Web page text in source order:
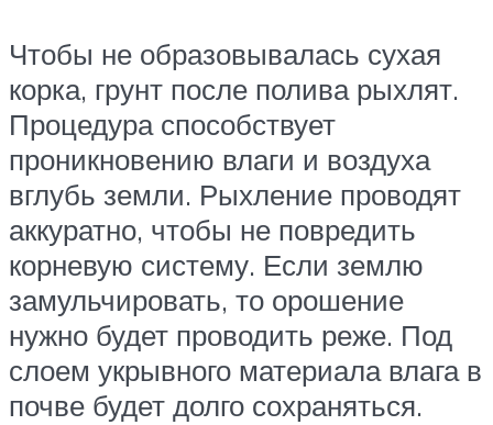
Чтобы не образовывалась сухая
корка, грунт после полива рыхлят.
Процедура способствует
проникновению влаги и воздуха
вглубь земли. Рыхление проводят
аккуратно, чтобы не повредить
корневую систему. Если землю
замульчировать, то орошение
нужно будет проводить реже. Под
слоем укрывного материала влага в
почве будет долго сохраняться.